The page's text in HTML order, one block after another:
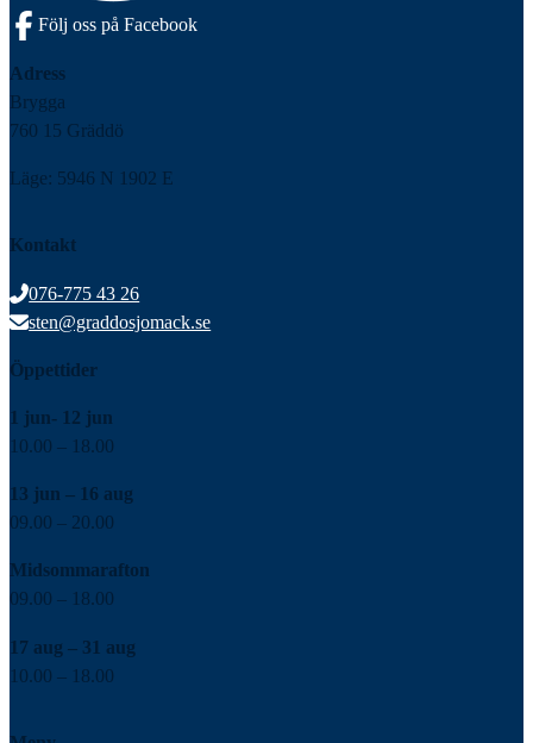
Följ oss på Facebook
Adress
Brygga
760 15 Gräddö
Läge: 5946 N 1902 E
Kontakt
076-775 43 26
sten@graddosjomack.se
Öppettider
1 jun- 12 jun
10.00 – 18.00
13 jun – 16 aug
09.00 – 20.00
Midsommarafton
09.00 – 18.00
17 aug – 31 aug
10.00 – 18.00